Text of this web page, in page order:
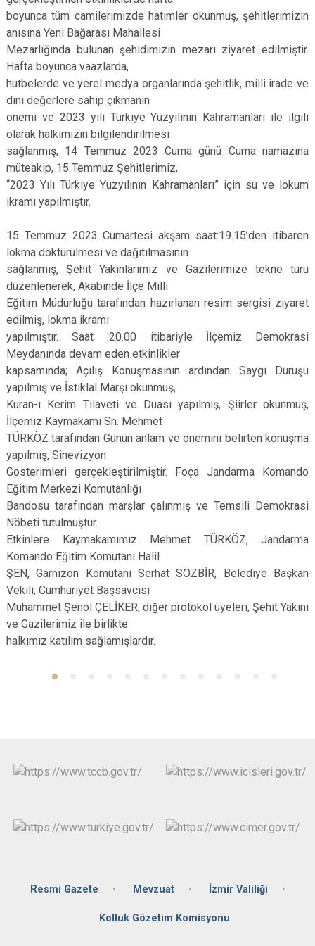
boyunca tüm camilerimizde hatimler okunmuş, şehitlerimizin
anısına Yeni Bağarası Mahallesi
Mezarlığında bulunan şehidimizin mezarı ziyaret edilmiştir.
Hafta boyunca vaazlarda,
hutbelerde ve yerel medya organlarında şehitlik, milli irade ve
dini değerlere sahip çıkmanın
önemi ve 2023 yılı Türkiye Yüzyılının Kahramanları ile ilgili
olarak halkımızın bilgilendirilmesi
sağlanmış, 14 Temmuz 2023 Cuma günü Cuma namazına
müteakip, 15 Temmuz Şehitlerimiz,
“2023 Yılı Türkiye Yüzyılının Kahramanları” için su ve lokum
ikramı yapılmıştır.
15 Temmuz 2023 Cumartesi akşam saat:19.15’den itibaren
lokma döktürülmesi ve dağıtılmasının
sağlanmış, Şehit Yakınlarımız ve Gazilerimize tekne turu
düzenlenerek, Akabinde İlçe Milli
Eğitim Müdürlüğü tarafından hazırlanan resim sergisi ziyaret
edilmiş, lokma ikramı
yapılmıştır. Saat :20.00 itibariyle İlçemiz Demokrasi
Meydanında devam eden etkinlikler
kapsamında; Açılış Konuşmasının ardından Saygı Duruşu
yapılmış ve İstiklal Marşı okunmuş,
Kuran-ı Kerim Tilaveti ve Duası yapılmış, Şiirler okunmuş,
İlçemiz Kaymakamı Sn. Mehmet
TÜRKÖZ tarafından Günün anlam ve önemini belirten konuşma
yapılmış, Sinevizyon
Gösterimleri gerçekleştirilmiştir. Foça Jandarma Komando
Eğitim Merkezi Komutanlığı
Bandosu tarafından marşlar çalınmış ve Temsili Demokrasi
Nöbeti tutulmuştur.
Etkinlere Kaymakamımız Mehmet TÜRKÖZ, Jandarma
Komando Eğitim Komutanı Halil
ŞEN, Garnizon Komutanı Serhat SÖZBİR, Belediye Başkan
Vekili, Cumhuriyet Başsavcısı
Muhammet Şenol ÇELİKER, diğer protokol üyeleri, Şehit Yakını
ve Gazilerimiz ile birlikte
halkımız katılım sağlamışlardır.
Resmi Gazete Mevzuat İzmir Valiliği
Kolluk Gözetim Komisyonu